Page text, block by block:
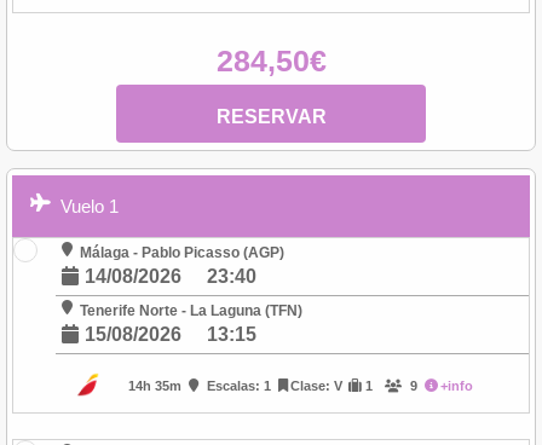
284,50€
RESERVAR
Vuelo 1
Málaga - Pablo Picasso (AGP)
14/08/2026 23:40
Tenerife Norte - La Laguna (TFN)
15/08/2026 13:15
14h 35m Escalas: 1 Clase: V 1 9 +info